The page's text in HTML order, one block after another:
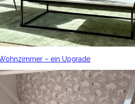
– ein Upgrade